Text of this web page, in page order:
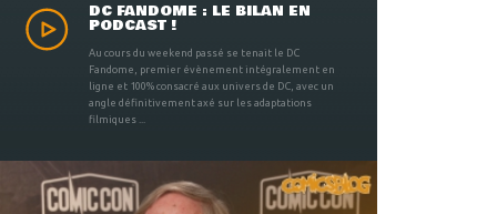
DC FANDOME : LE BILAN EN
PODCAST !
Au cours du weekend passé se tenait le DC
Fandome, premier évènement intégralement en
ligne et 100% consacré aux univers de DC, avec un
angle définitivement axé sur les adaptations
filmiques ...